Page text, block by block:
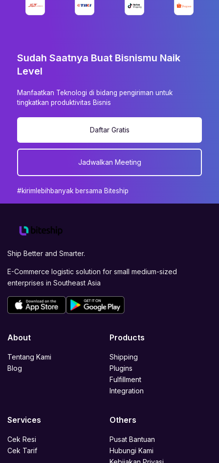
Sudah Saatnya Buat Bisnismu Naik
Level
Manfaatkan Teknologi di bidang pengiriman untuk
tingkatkan produktivitas Bisnis
Daftar Gratis
Jadwalkan Meeting
#kirimlebihbanyak bersama Biteship
Ship Better and Smarter.
E-Commerce logistic solution for small medium-sized
enterprises in Southeast Asia
About
Tentang Kami
Blog
Products
Shipping
Plugins
Fulfillment
Integration
Services
Cek Resi
Cek Tarif
Others
Pusat Bantuan
Hubungi Kami